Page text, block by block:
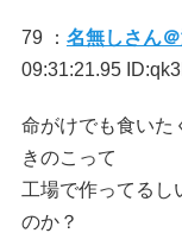
79 ： 名無しさん＠
09:31:21.95
命がけでも食いた
きのこって
工場で作ってるし
のか？